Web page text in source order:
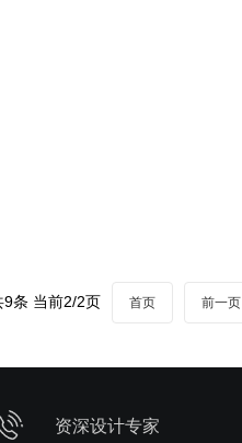
9条 当前2/2页 首页 前一页
资深设计专家